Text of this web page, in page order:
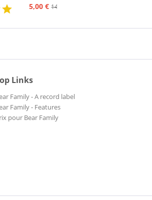
5,00 € 14,95 €
Links
Family - A record label
Family - Features
pour Bear Family